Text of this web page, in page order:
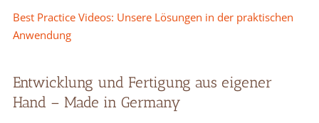
Best Practice Videos: Unsere Lösungen in der praktischen
Anwendung
Entwicklung und Fertigung aus eigener
Hand – Made in Germany